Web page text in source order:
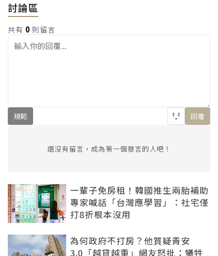
討論區
共有 0 則留言
規範 回覆
還沒有留言，成為第一個發言的人吧！
一輩子免房租！韓國推生兩胎補助
專家喊話「台灣應學習」：社宅僅
打8折根本沒用
為何政府不打房？他質疑青安
3.0「越貸越重」網友怒批：犧牲